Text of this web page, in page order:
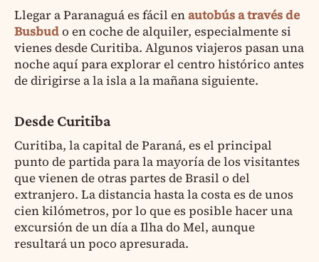
Llegar a Paranaguá es fácil enautobús a través de
Busbudo en coche de alquiler, especialmente si
vienes desde Curitiba. Algunos viajeros pasan una
noche aquí para explorar el centro histórico antes
de dirigirse a la isla a la mañana siguiente.
Desde Curitiba
Curitiba, la capital de Paraná, es el principal
punto de partida para la mayoría de los visitantes
que vienen de otras partes de Brasil o del
extranjero. La distancia hasta la costa es de unos
cien kilómetros, por lo que es posible hacer una
excursión de un día a Ilha do Mel, aunque
resultará un poco apresurada.